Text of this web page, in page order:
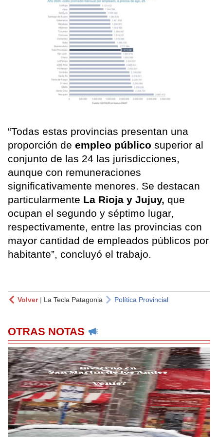
“Todas estas provincias presentan una
proporción de empleo público superior al
conjunto de las 24 las jurisdicciones,
aunque con remuneraciones
significativamente menores. Se destacan
particularmente La Rioja y Jujuy, que
ocupan el segundo y séptimo lugar,
respectivamente, entre las provincias con
mayor cantidad de empleados públicos por
habitante”, concluyó el trabajo.
Volver| La Tecla Patagonia Política Provincial
OTRAS NOTAS